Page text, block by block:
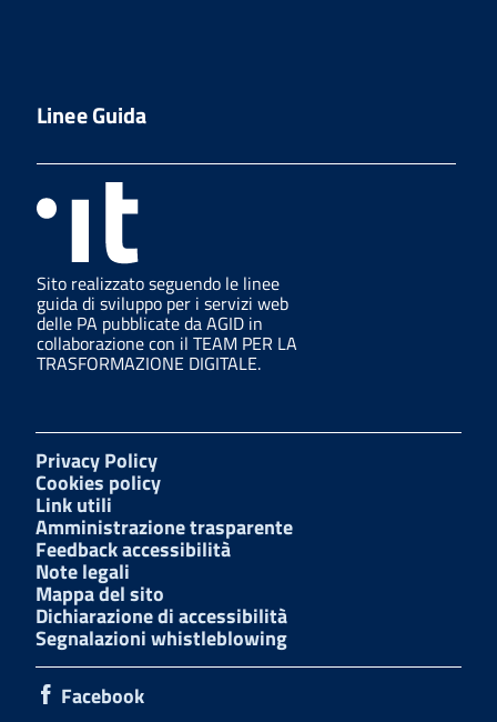
Linee Guida
Sito realizzato seguendo le linee
guida di sviluppo per i servizi web
delle PA pubblicate da AGID in
collaborazione con il TEAM PER LA
TRASFORMAZIONE DIGITALE.
Privacy Policy
Cookies policy
Link utili
Amministrazione trasparente
Feedback accessibilità
Note legali
Mappa del sito
Dichiarazione di accessibilità
Segnalazioni whistleblowing
Facebook